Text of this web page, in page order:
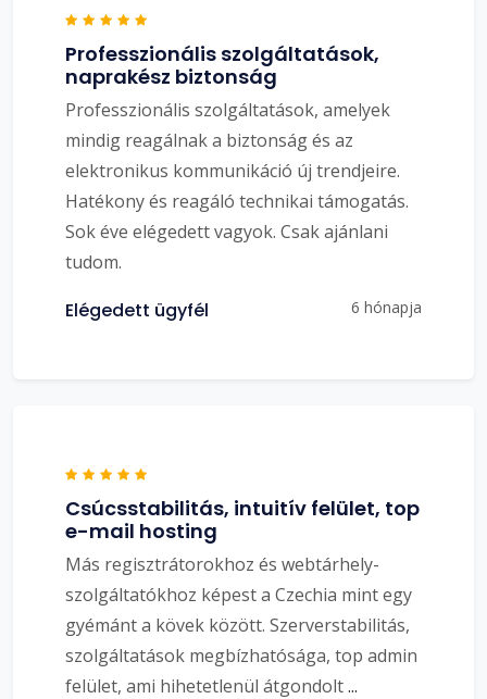
Professzionális szolgáltatások,
naprakész biztonság
Professzionális szolgáltatások, amelyek
mindig reagálnak a biztonság és az
elektronikus kommunikáció új trendjeire.
Hatékony és reagáló technikai támogatás.
Sok éve elégedett vagyok. Csak ajánlani
tudom.
Elégedett ügyfél 6 hónapja
Csúcsstabilitás, intuitív felület, top
e-mail hosting
Más regisztrátorokhoz és webtárhely-
szolgáltatókhoz képest a Czechia mint egy
gyémánt a kövek között. Szerverstabilitás,
szolgáltatások megbízhatósága, top admin
felület, ami hihetetlenül átgondolt...